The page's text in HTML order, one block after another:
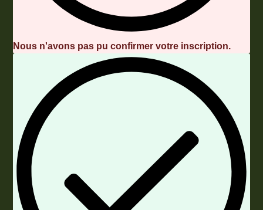
Nous n'avons pas pu confirmer votre inscription.